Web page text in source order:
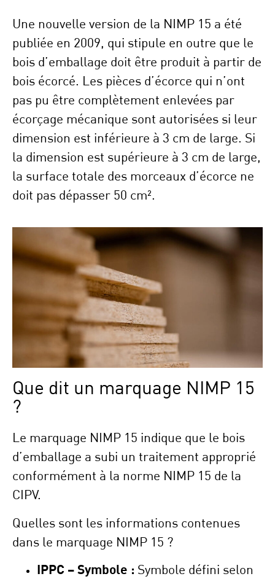
Une nouvelle version de la NIMP 15 a été
publiée en 2009, qui stipule en outre que le
bois d’emballage doit être produit à partir de
bois écorcé. Les pièces d’écorce qui n’ont
pas pu être complètement enlevées par
écorçage mécanique sont autorisées si leur
dimension est inférieure à 3 cm de large. Si
la dimension est supérieure à 3 cm de large,
la surface totale des morceaux d’écorce ne
doit pas dépasser 50 cm².
Que dit un marquage NIMP 15
?
Le marquage NIMP 15 indique que le bois
d’emballage a subi un traitement approprié
conformément à la norme NIMP 15 de la
CIPV.
Quelles sont les informations contenues
dans le marquage NIMP 15 ?
IPPC – Symbole : Symbole défini selon